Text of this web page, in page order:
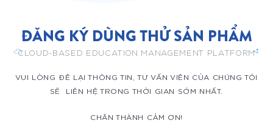
ĐĂNG KÝ DÙNG THỬ SẢN PHẨM
CLOUD-BASED EDUCATION MANAGEMENT PLATFORM
VUI LÒNG ĐÊ LẠI THÔNG TIN, TƯ VẤN VIÊN CỦA CHÚNG TÔI
SẼ LIÊN HỆ TRONG THỜI GIAN SỚM NHẤT.
CHÂN THÀNH CẢM ƠN!